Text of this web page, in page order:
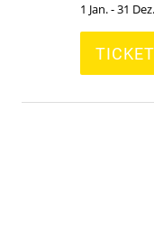
1 Jan. - 31 Dez.